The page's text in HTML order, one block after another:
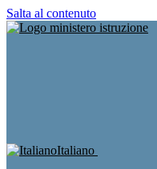
Salta al contenuto
Italiano